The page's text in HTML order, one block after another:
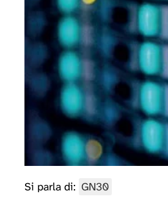
Si parla di: GN30